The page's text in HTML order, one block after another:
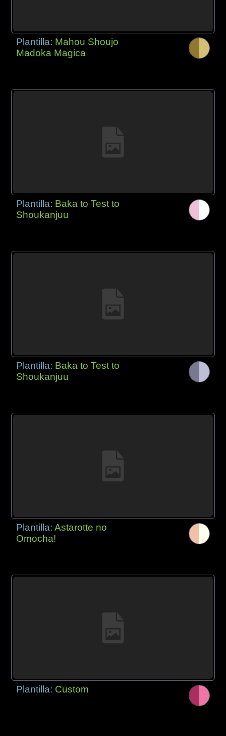
Plantilla: Mahou Shoujo
Madoka Magica
Plantilla: Baka to Test to
Shoukanjuu
Plantilla: Baka to Test to
Shoukanjuu
Plantilla:Astarotte no
Omocha!
Plantilla: Custom